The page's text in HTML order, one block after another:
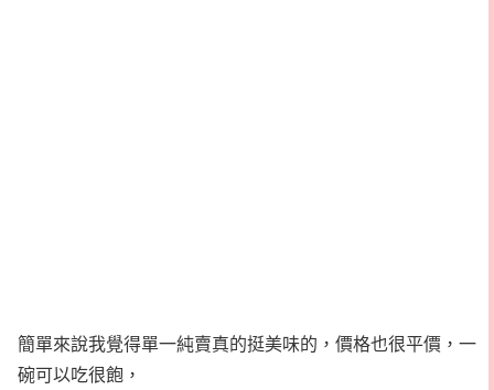
簡單來說我覺得單一純賣真的挺美味的，價格也很平價，一
碗可以吃很飽，